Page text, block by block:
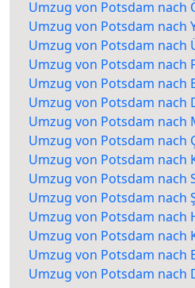
Umzug von Potsdam nach
Umzug von Potsdam nach
Umzug von Potsdam nach
Umzug von Potsdam nach
Umzug von Potsdam nach
Umzug von Potsdam nach
Umzug von Potsdam nach
Umzug von Potsdam nach
Umzug von Potsdam nach
Umzug von Potsdam nach
Umzug von Potsdam nach
Umzug von Potsdam nach
Umzug von Potsdam nach
Umzug von Potsdam nach
Umzug von Potsdam nach